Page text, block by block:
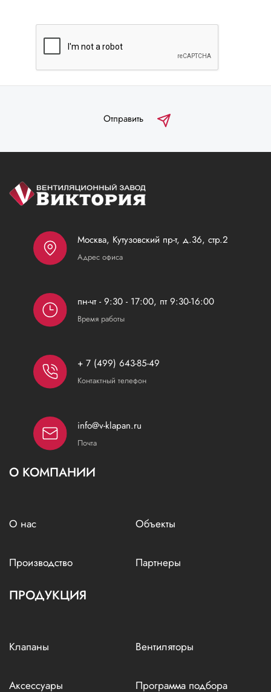
Отправить
Москва, Кутузовский пр-т, д.36, стр.2
Адрес офиса
пн-чт - 9:30 - 17:00, пт 9:30-16:00
Время работы
+ 7 (499) 643-85-49
Контактный телефон
info@v-klapan.ru
Почта
О КОМПАНИИ
О нас Объекты
Производство Партнеры
ПРОДУКЦИЯ
Клапаны Вентиляторы
Аксессуары Программа подбора